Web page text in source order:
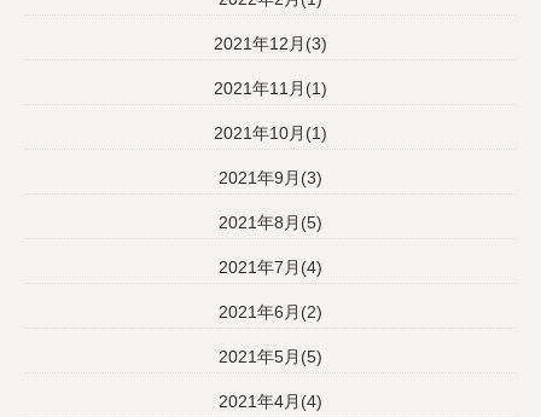
2021年12月(3)
2021年11月(1)
2021年10月(1)
2021年9月(3)
2021年8月(5)
2021年7月(4)
2021年6月(2)
2021年5月(5)
2021年4月(4)